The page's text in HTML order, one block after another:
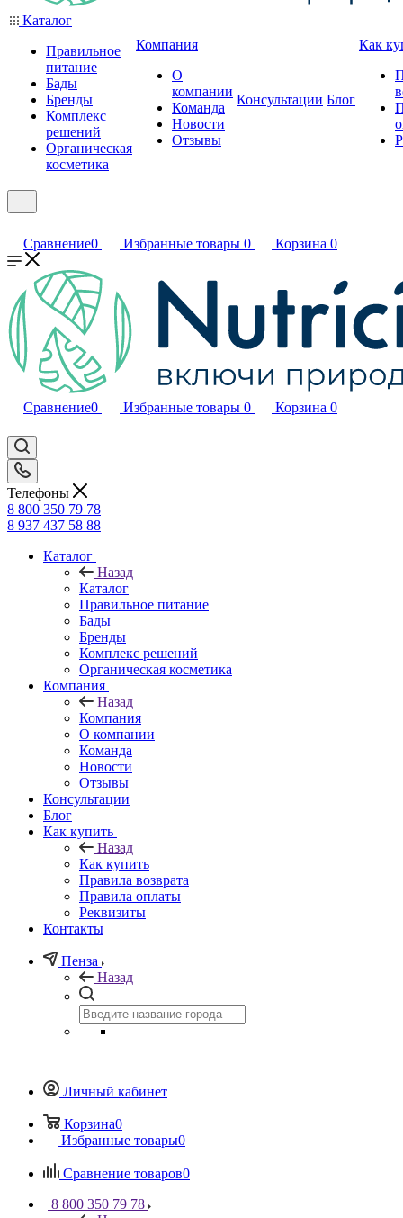
Каталог
Правильное
питание
Бады
Бренды
Комплекс
решений
Органическая
косметика
Компания
О
компании
Команда
Новости
Отзывы
Консультации Блог
Как
Сравнение0 Избранные товары 0 Корзина 0
Сравнение0 Избранные товары 0 Корзина 0
Телефоны
8 800 350 79 78
8 937 437 58 88
Каталог
Назад
Каталог
Правильное питание
Бады
Бренды
Комплекс решений
Органическая косметика
Компания
Назад
Компания
О компании
Команда
Новости
Отзывы
Консультации
Блог
Как купить
Назад
Как купить
Правила возврата
Правила оплаты
Реквизиты
Контакты
Пенза
Назад
Личный кабинет
Корзина0
Избранные товары0
Сравнение товаров0
8 800 350 79 78